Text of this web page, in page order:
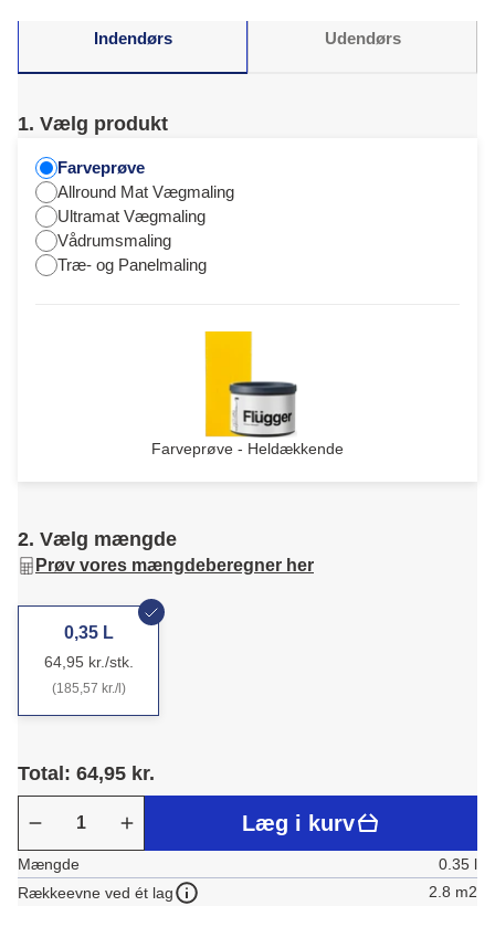
Indendørs Udendørs
1. Vælg produkt
Farveprøve
Allround Mat Vægmaling
Ultramat Vægmaling
Vådrumsmaling
Træ- og Panelmaling
Farveprøve - Heldækkende
2. Vælg mængde
Prøv vores mængdeberegner her
0,35 L
64,95 kr./stk.
(185,57 kr./l)
Total: 64,95 kr.
Læg i kurv
Mængde
0.35 l
Rækkeevne ved ét lag
2.8 m2